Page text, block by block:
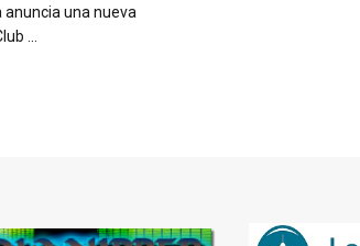
una nueva
...